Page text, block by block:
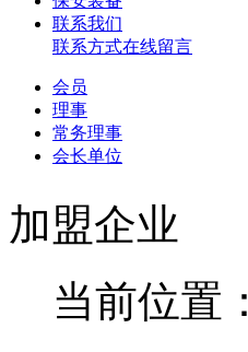
联系我们
联系方式在线留言
会员
理事
常务理事
会长单位
加盟企业
当前位置：